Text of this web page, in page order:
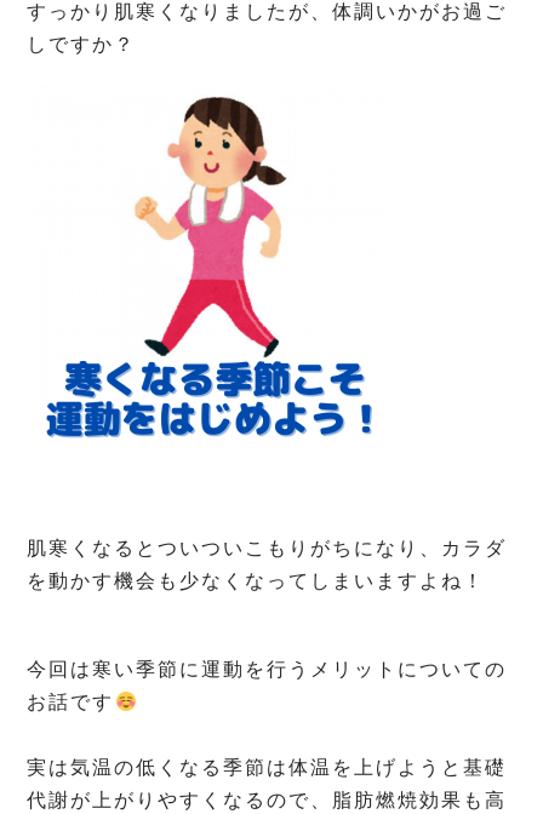
すっかり肌寒くなりましたが、体調いかがお過ご
しですか？
肌寒くなるとついついこもりがちになり、カラダ
を動かす機会も少なくなってしまいますよね！
今回は寒い季節に運動を行うメリットについての
お話です
実は気温の低くなる季節は体温を上げようと基礎
代謝が上がりやすくなるので、脂肪燃焼効果も高